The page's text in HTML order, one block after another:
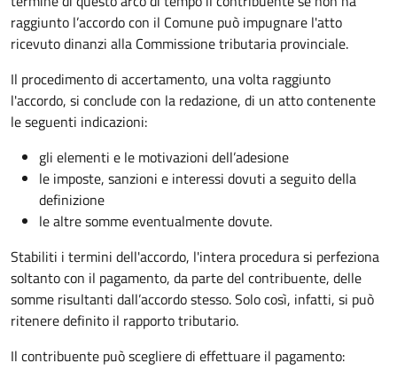
raggiunto l’accordo con il Comune può impugnare l'atto
ricevuto dinanzi alla Commissione tributaria provinciale.
Il procedimento di accertamento, una volta raggiunto
l'accordo, si conclude con la redazione, di un atto contenente
le seguenti indicazioni:
gli elementi e le motivazioni dell’adesione
le imposte, sanzioni e interessi dovuti a seguito della
definizione
le altre somme eventualmente dovute.
Stabiliti i termini dell'accordo, l'intera procedura si perfeziona
soltanto con il pagamento, da parte del contribuente, delle
somme risultanti dall’accordo stesso. Solo così, infatti, si può
ritenere definito il rapporto tributario.
Il contribuente può scegliere di effettuare il pagamento: